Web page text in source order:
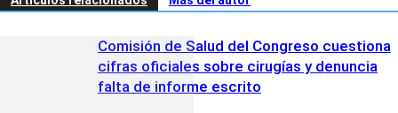
Comisión de Salud del Congreso cuestiona
cifras oficiales sobre cirugías y denuncia
falta de informe escrito